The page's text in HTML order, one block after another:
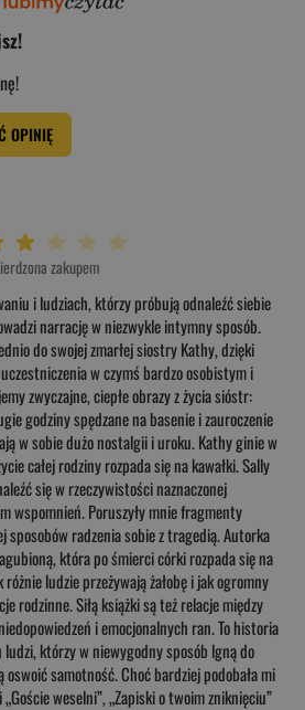
OPINIĘ
Twoja ocena: Arcydzieło 10/10"
Twoja ocena: Wybitna 9/10"
Twoja ocena: Rewelacyjna 8/10"
Twoja ocena: Bardzo dobra 7/10"
ocena: Dobra 6/10"
Przeciętna 5/10"
być 4/10"
3/10"2/10"
10"
zakupem
i ludziach, którzy próbują odnaleźć siebie
narrację w niezwykle intymny sposób.
do swojej zmarłej siostry Kathy, dzięki
w czymś bardzo osobistym i
zwyczajne, ciepłe obrazy z życia sióstr:
godziny spędzane na basenie i zauroczenie
w sobie dużo nostalgii i uroku. Kathy ginie w
całej rodziny rozpada się na kawałki. Sally
się w rzeczywistości naznaczonej
wspomnień. Poruszyły mnie fragmenty
radzenia sobie z tragedią. Autorka
która po śmierci córki rozpada się na
ludzie przeżywają żałobę i jak ogromny
rodzinne. Siłą książki są też relacje między
i emocjonalnych ran. To historia
którzy w niewygodny sposób lgną do
samotność. Choć bardziej podobała mi
weselni”, „Zapiski o twoim zniknięciu”